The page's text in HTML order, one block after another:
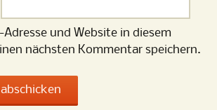
Adresse und Website in diesem
nächsten Kommentar speichern.